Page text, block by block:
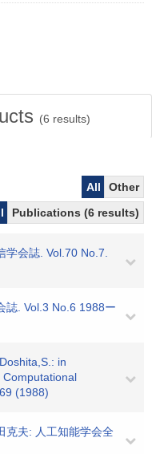
(6 results)
All
Other
Publications (6 results)
会誌. Vol.70 No.7.
誌. Vol.3 No.6 1988ー
in
(1988)
克夫: 人工知能学会全